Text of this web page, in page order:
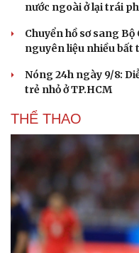
nước ngoài ở lại trái
Chuyển hồ sơ sang
nguyên liệu nhiều bất
Nóng 24h ngày 9/8:
trẻ nhỏ ở TP.HCM
THỂ THAO